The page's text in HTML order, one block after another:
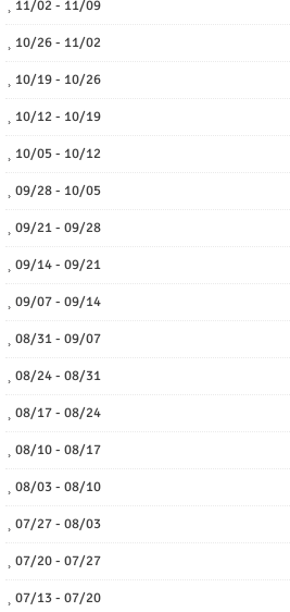
11/02 - 11/09
10/26 - 11/02
10/19 - 10/26
10/12 - 10/19
10/05 - 10/12
09/28 - 10/05
09/21 - 09/28
09/14 - 09/21
09/07 - 09/14
08/31 - 09/07
08/24 - 08/31
08/17 - 08/24
08/10 - 08/17
08/03 - 08/10
07/27 - 08/03
07/20 - 07/27
07/13 - 07/20